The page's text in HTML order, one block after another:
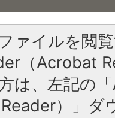
ァイルを閲
（Acrobat
は、左記の
）」ダ